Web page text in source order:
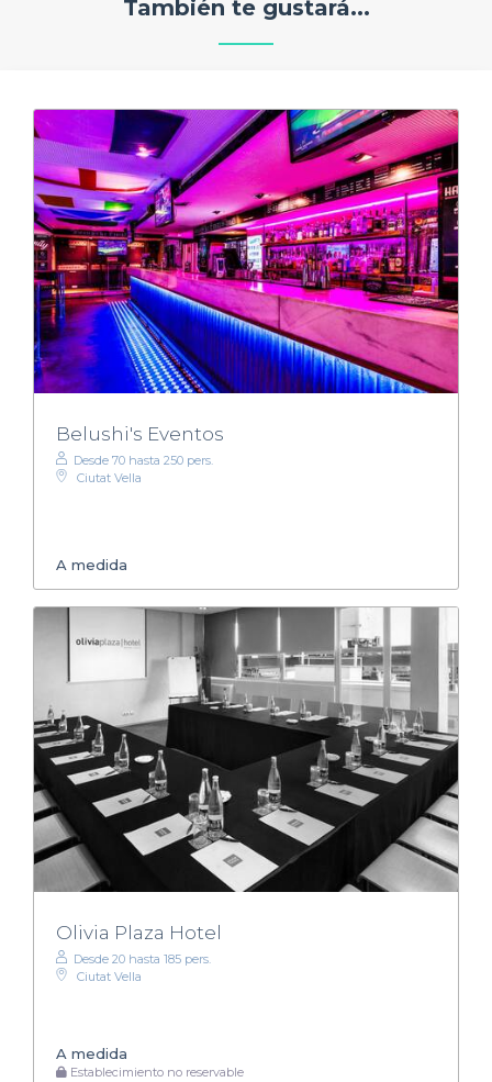
También te gustará...
Belushi's Eventos
Desde 70 hasta 250 pers.
Ciutat Vella
A medida
Olivia Plaza Hotel
Desde 20 hasta 185 pers.
Ciutat Vella
A medida
Establecimiento no reservable